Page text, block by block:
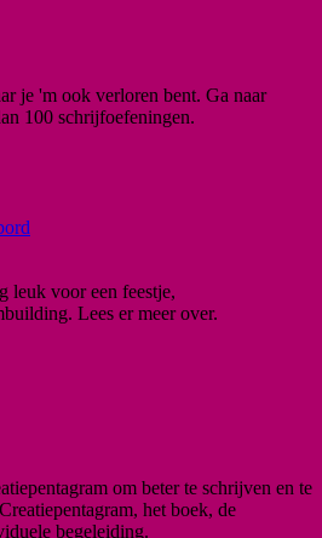
je 'm ook verloren bent. Ga naar
100 schrijfoefeningen.
leuk voor een feestje,
Lees er meer over.
om beter te schrijven en te
het boek, de
begeleiding.